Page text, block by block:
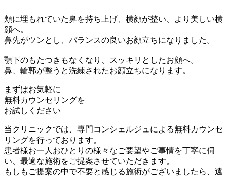
頬に埋もれていた鼻を持ち上げ、横顔が整い、より美しい横
顔へ。
鼻先がツンとし、バランスの良いお顔立ちになりました。
顎下のもたつきもなくなり、スッキリとしたお顔へ。
鼻、輪郭が整うと洗練されたお顔立ちになります。
まずはお気軽に
無料カウンセリングを
お試しください
当クリニックでは、専門コンシェルジュによる無料カウンセ
リングを行っております。
患者様お一人おひとりの様々なご要望やご事情を丁寧に伺
い、最適な施術をご提案させていただきます。
もしもご提案の中で不要と感じる施術がございましたら、遠